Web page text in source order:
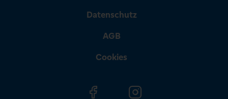
Datenschutz
AGB
Cookies